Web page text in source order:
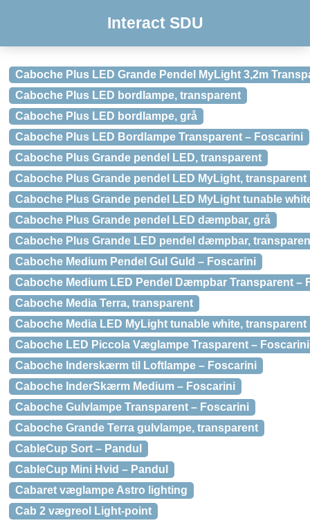
Interact SDU
Caboche Plus LED Grande Pendel MyLight 3,2m
Caboche Plus LED bordlampe, transparent
Caboche Plus LED bordlampe, grå
Caboche Plus LED Bordlampe Transparent – Foscarini
Caboche Plus Grande pendel LED, transparent
Caboche Plus Grande pendel LED MyLight, transparent
Caboche Plus Grande pendel LED MyLight tunable
Caboche Plus Grande pendel LED dæmpbar, grå
Caboche Plus Grande LED pendel dæmpbar,
Caboche Medium Pendel Gul Guld – Foscarini
Caboche Medium LED Pendel Dæmpbar Transparent –
Caboche Media Terra, transparent
Caboche Media LED MyLight tunable white, transparent
Caboche LED Piccola Væglampe Trasparent – Foscarini
Caboche Inderskærm til Loftlampe – Foscarini
Caboche InderSkærm Medium – Foscarini
Caboche Gulvlampe Transparent – Foscarini
Caboche Grande Terra gulvlampe, transparent
CableCup Sort – Pandul
CableCup Mini Hvid – Pandul
Cabaret væglampe Astro lighting
Cab 2 vægreol Light-point